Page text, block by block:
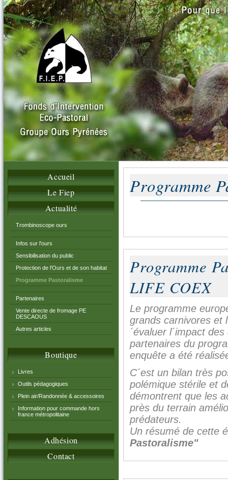
Accueil
Le Fiep
Actualité
Trombinoscope ours
Infos sur l'ours
Sensibilisation du public
Protection de l'Ours et de son habitat
Programme Pastoralisme
Partenaires
Vente directe de fromage PE
DESCAOUS
Autres articles
Boutique
Livres
Outils pédagogiques
Plein air/Randonnée & accessoires
Information pour commande hors
france métropolitaine
Adhésion
Contact
Programme
Programme
LIFE COEX
Le programme
grands carnivores et
´évaluer l´impact
partenaires du
enquête a été
C´est un bilan très
polémique stérile et
démontrent que les
près du terrain
prédateurs.
Un résumé de cette
Pastoralisme"